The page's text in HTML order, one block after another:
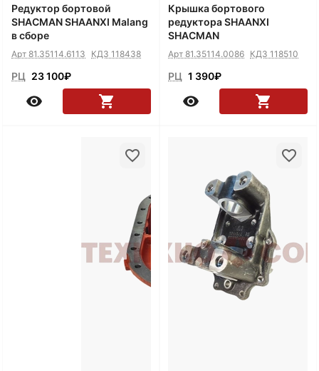
Редуктор бортовой
SHACMAN SHAANXI Malang
в сборе
Арт 81.35114.6113 КДЗ 118438
РЦ 23 100₽
Крышка бортового
редуктора SHAANXI
SHACMAN
Арт 81.35114.0086 КДЗ 118510
РЦ 1 390₽